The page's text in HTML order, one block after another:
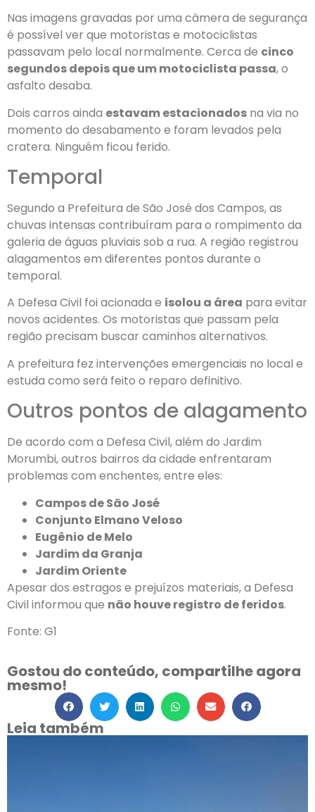
Nas imagens gravadas por uma câmera de segurança
é possível ver que motoristas e motociclistas
passavam pelo local normalmente. Cerca de cinco
segundos depois que um motociclista passa, o
asfalto desaba.
Dois carros ainda estavam estacionados na via no
momento do desabamento e foram levados pela
cratera. Ninguém ficou ferido.
Temporal
Segundo a Prefeitura de São José dos Campos, as
chuvas intensas contribuíram para o rompimento da
galeria de águas pluviais sob a rua. A região registrou
alagamentos em diferentes pontos durante o
temporal.
A Defesa Civil foi acionada e isolou a área para evitar
novos acidentes. Os motoristas que passam pela
região precisam buscar caminhos alternativos.
A prefeitura fez intervenções emergenciais no local e
estuda como será feito o reparo definitivo.
Outros pontos de alagamento
De acordo com a Defesa Civil, além do Jardim
Morumbi, outros bairros da cidade enfrentaram
problemas com enchentes, entre eles:
Campos de São José
Conjunto Elmano Veloso
Eugênio de Melo
Jardim da Granja
Jardim Oriente
Apesar dos estragos e prejuízos materiais, a Defesa
Civil informou que não houve registro de feridos.
Fonte: G1
Gostou do conteúdo, compartilhe agora
mesmo!
Leia também